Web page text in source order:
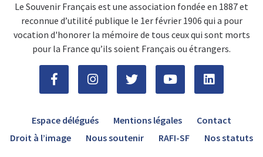
Le Souvenir Français est une association fondée en 1887 et
reconnue d’utilité publique le 1er février 1906 qui a pour
vocation d'honorer la mémoire de tous ceux qui sont morts
pour la France qu’ils soient Français ou étrangers.
Espace délégués Mentions légales
Contact
Droit à l’image
Nous soutenir RAFI-SF Nos statuts